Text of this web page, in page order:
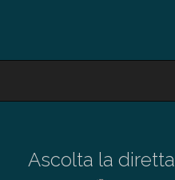
Ascolta la diretta